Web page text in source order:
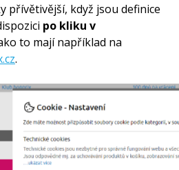
přívětivější, když jsou definice
po kliku v
to mají například na
.